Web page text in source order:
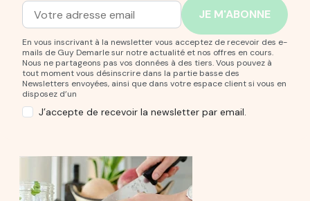
Adresse mail
Entrez votre adresse mail pour vous abonner à notre
En vous inscrivant à la newsletter vous acceptez de recevoir des e-
mails de Guy Demarle sur notre actualité et nos offres en cours.
Nous ne partageons pas vos données à des tiers. Vous pouvez à
tout moment vous désinscrire dans la partie basse des
Newsletters envoyées, ainsi que dans votre espace client si vous en
disposez d’un
J’accepte de recevoir la newsletter par email.